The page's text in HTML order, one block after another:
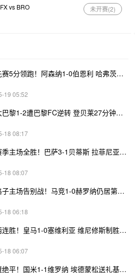
vs BRO 未开赛(2)
先赛5分领跑！阿森纳1-0伯恩利 哈弗茨制胜+蹬踏染黄 萨卡献助攻
19 05:52
大巴黎1-2遭巴黎FC逆转 登贝莱27分钟伤退 戈里替补双响+读秒绝杀
18 08:17
赛季主场全胜！巴萨3-1贝蒂斯 拉菲尼亚双响坎塞洛破门伊斯科点射
18 08:07
格子主场告别战！马竞1-0赫罗纳仍居第四 格子助攻卢克曼制胜球
18 06:18
两连胜！皇马1-0塞维利亚 维尼修斯制胜马斯坦托诺中柱姆总失良机
18 06:07
遭绝平！国米1-1维罗纳 埃德蒙松送礼基隆·鲍伊绝平劳塔罗失良机